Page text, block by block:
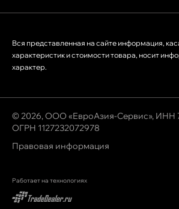
Вся представленная на сайте информация,
характеристик и стоимости товара, носит
характер.
© 2026, ООО «ЕвроАзия-Сервис», ИНН
ОГРН 1127232072978
Правовая информация
Работает на технологиях